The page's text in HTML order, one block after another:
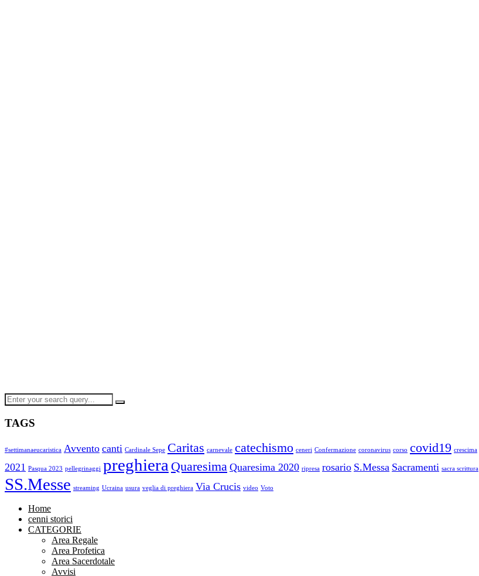
TAGS
#settimanaeucaristica Avvento canti Cardinale Sepe Caritas carnevale catechismo ceneri Confermazione coronavirus corso covid19 crescima
2021 Pasqua 2023 pellegrinaggi preghiera Quaresima Quaresima 2020 ripresa rosario S.Messa Sacramenti sacra scrittura
SS.Messe streaming Ucraina usura veglia di preghiera Via Crucis video Voto
Home
cenni storici
CATEGORIE
Area Regale
Area Profetica
Area Sacerdotale
Avvisi